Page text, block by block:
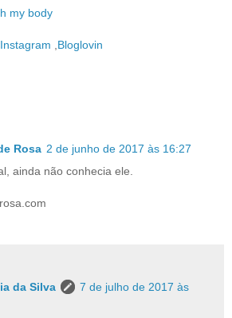
my body
Bloglovin
Rosa 2 de junho de 2017 às 16:27
ainda não conhecia ele.
da Silva
7 de julho de 2017 às